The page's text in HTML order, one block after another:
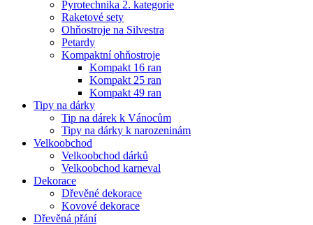
Pyrotechnika 2. kategorie
Raketové sety
Ohňostroje na Silvestra
Petardy
Kompaktní ohňostroje
Kompakt 16 ran
Kompakt 25 ran
Kompakt 49 ran
Tipy na dárky
Tip na dárek k Vánocům
Tipy na dárky k narozeninám
Velkoobchod
Velkoobchod dárků
Velkoobchod karneval
Dekorace
Dřevěné dekorace
Kovové dekorace
Dřevěná přání